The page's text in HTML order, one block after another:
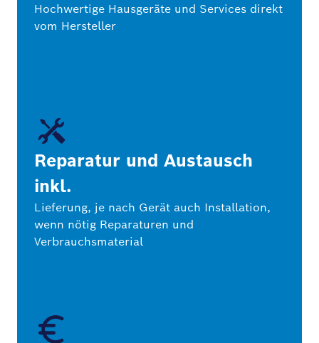
Hochwertige Hausgeräte und Services direkt
vom Hersteller
Reparatur und Austausch
inkl.
Lieferung, je nach Gerät auch Installation,
wenn nötig Reparaturen und
Verbrauchsmaterial